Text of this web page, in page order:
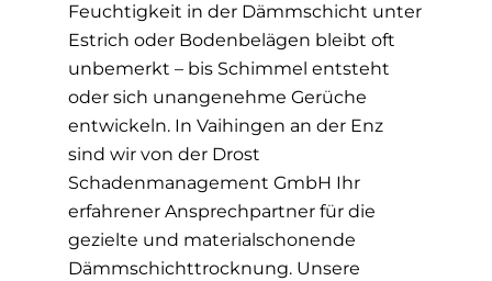
Feuchtigkeit in der Dämmschicht unter
Estrich oder Bodenbelägen bleibt oft
unbemerkt – bis Schimmel entsteht
oder sich unangenehme Gerüche
entwickeln. In Vaihingen an der Enz
sind wir von der Drost
Schadenmanagement GmbH Ihr
erfahrener Ansprechpartner für die
gezielte und materialschonende
Dämmschichttrocknung. Unsere